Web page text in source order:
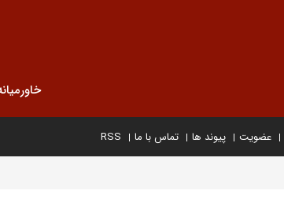
عضویت پیوند ها تماس با ما RSS